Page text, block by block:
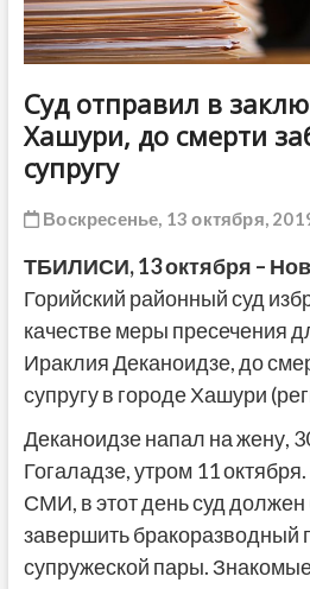
Суд отправил в
Хашури, до смерти
супругу
Воскресенье, 13 октября,
ТБИЛИСИ, 13 октября –
Горийский районный суд
качестве меры пресечения
Ираклия Деканоидзе, до
супругу в городе Хашури
Деканоидзе напал на жену,
Гогаладзе, утром 11
СМИ, в этот день суд
завершить бракоразводный
супружеской пары.